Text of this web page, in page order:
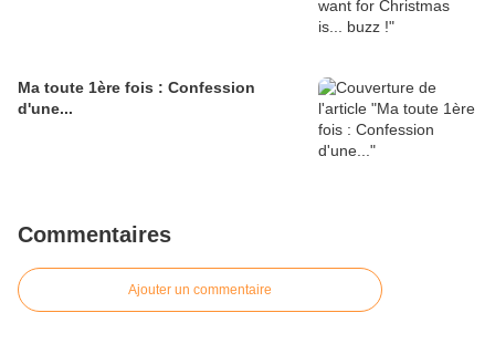
Ma toute 1ère fois : Confession
d'une...
Commentaires
Ajouter un commentaire